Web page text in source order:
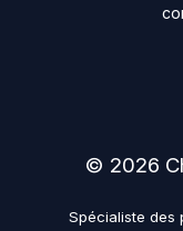
© 2026
Spécialiste des